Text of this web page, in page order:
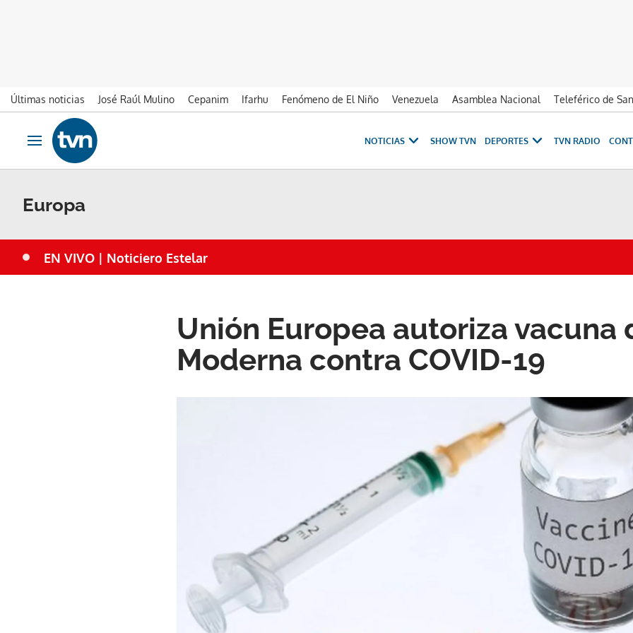
Últimas noticias José Raúl Mulino Cepanim Ifarhu Fenómeno de El Niño Venezuela Asamblea Nacional
Teleférico de
Ir al contenido
Obrir navegació
NOTICIAS SHOW TVN DEPORTES TVN RADIO
Europa
EN VIVO | Noticiero Estelar
Unión Europea autoriza vacuna
Moderna contra COVID-19